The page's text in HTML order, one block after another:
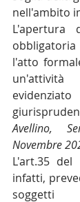
nell'ambito
L'apertura
l'atto
Avellino,
Novembre
L'art.35 del
infatti,
soggetti